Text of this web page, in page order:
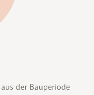
aus der Bauperiode